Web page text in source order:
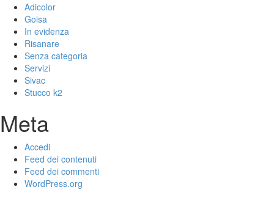
Adicolor
Goisa
In evidenza
Risanare
Senza categoria
Servizi
Sivac
Stucco k2
Meta
Accedi
Feed dei contenuti
Feed dei commenti
WordPress.org